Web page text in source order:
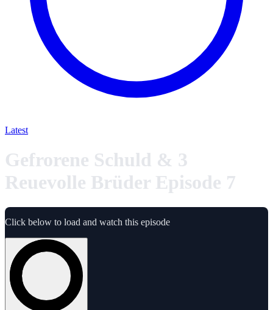
Latest
Gefrorene Schuld & 3
Reuevolle Brüder Episode 7
Click below to load and watch this episode